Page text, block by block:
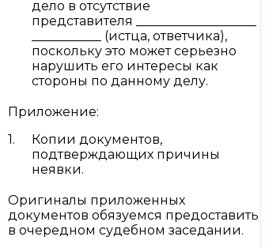
дело в отсутствие
представителя ___________________
___________ (истца, ответчика),
поскольку это может серьезно
нарушить его интересы как
стороны по данному делу.
Приложение:
Копии документов,
подтверждающих причины
неявки.
Оригиналы приложенных
документов обязуемся предоставить
в очередном судебном заседании.